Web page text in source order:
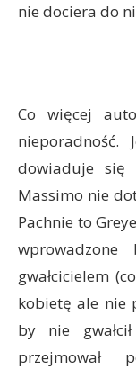
nie dociera do
Co więcej
nieporadność.
dowiaduje się
Massimo nie
Pachnie to
gwałcicielem
kobietę ale nie
by nie
przejmował